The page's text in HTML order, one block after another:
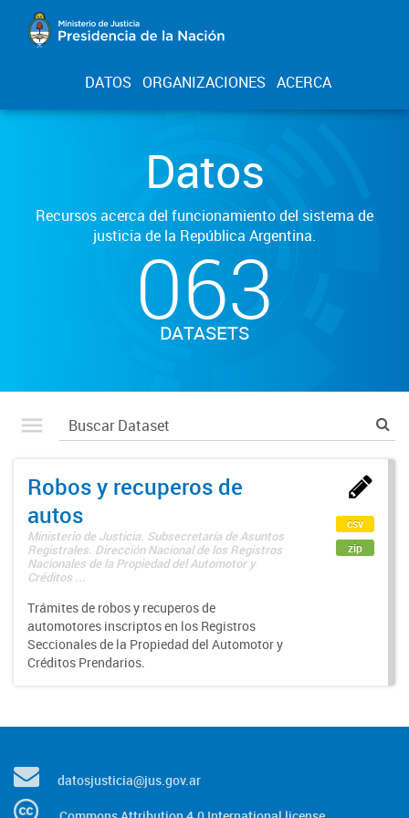
DATOS ORGANIZACIONES ACERCA
Datos
Recursos acerca del funcionamiento del sistema de
justicia de la República Argentina.
063
DATASETS
Robos y recuperos de
autos
Ministerio de Justicia. Subsecretaría de Asuntos
Registrales. Dirección Nacional de los Registros
Nacionales de la Propiedad del Automotor y
Créditos ...
Trámites de robos y recuperos de
automotores inscriptos en los Registros
Seccionales de la Propiedad del Automotor y
Créditos Prendarios.
csv
zip
datosjusticia@jus.gov.ar